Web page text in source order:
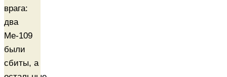
врага:
два
Ме-109
были
сбиты, а